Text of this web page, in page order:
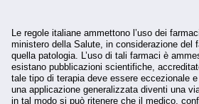
Le regole italiane ammettono l’uso dei
ministero della Salute, in considerazione
quella patologia. L’uso di tali farmaci è
esistano pubblicazioni scientifiche,
tale tipo di terapia deve essere eccezionale
una applicazione generalizzata diventi una
in tal modo si può ritenere che il medico,